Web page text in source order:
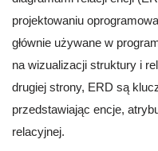
projektowaniu
głównie używane w
na wizualizacji struktury i
drugiej strony, ERD są
przedstawiając encje,
relacyjnej.